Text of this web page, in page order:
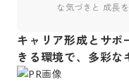
な気づきと 成長を
キャリア形成とサポ
きる環境で、多彩な